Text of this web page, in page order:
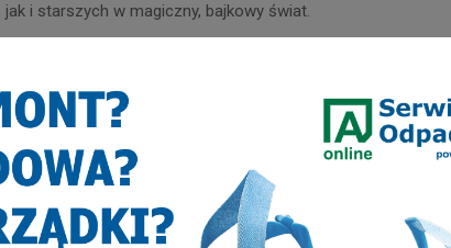
i starszych w magiczny, bajkowy świat.
Teatrem Nowym jest „Morze ciche” w reżyserii Łukasza
i ukazać nam świat osób niesłyszących, żyjących na
Spektakle zaplanowano na 23 stycznia o godz. 10:00 i 19:00.
dzieciom słyszącym, jak i niedosłyszącym. Obok
a wspólna integracja pozwoli zapoznać się z różnymi